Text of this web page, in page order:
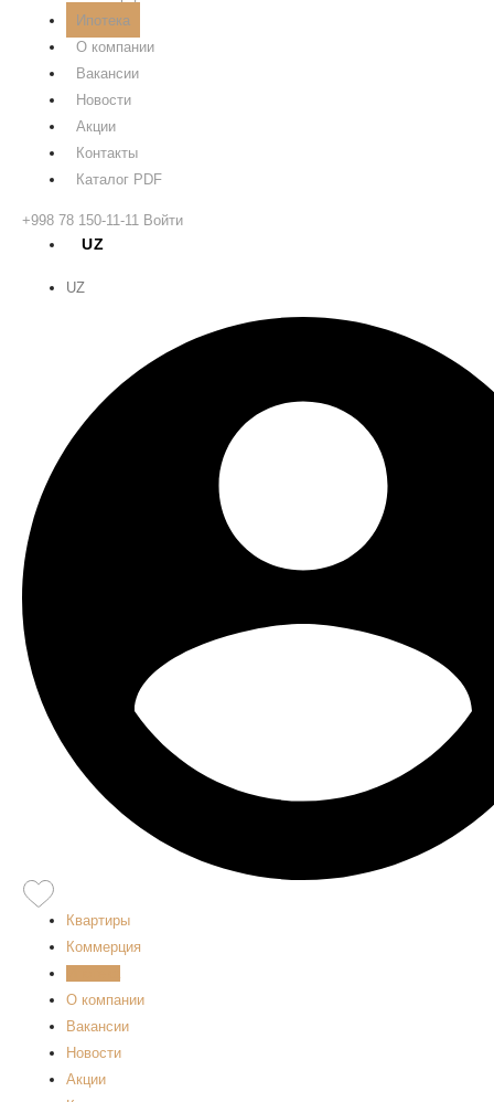
Ипотека
О компании
Вакансии
Новости
Акции
Контакты
Каталог PDF
+998 78 150-11-11 Войти
UZ
UZ
Квартиры
Коммерция
О компании
Вакансии
Новости
Акции